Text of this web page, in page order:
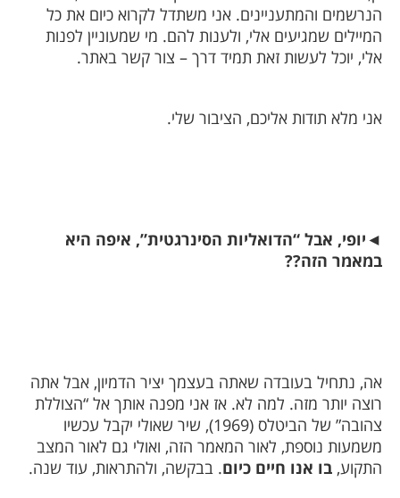
הנרשמים והמתעניינים. אני משתדל לקרוא כיום את כל
המיילים שמגיעים אלי, ולענות להם. מי שמעוניין לפנות
אלי, יוכל לעשות זאת תמיד דרך – צור קשר באתר.
אני מלא תודות אליכם, הציבור שלי.
◄ יופי, אבל “הדואליות הסינרגטית”, איפה היא
במאמר הזה??
אה, נתחיל בעובדה שאתה בעצמך יציר הדמיון, אבל אתה
רוצה יותר מזה. למה לא. אז אני מפנה אותך אל “הצוללת
צהובה” של הביטלס (1969), שיר שאולי יקבל עכשיו
משמעות נוספת, לאור המאמר הזה, ואולי גם לאור המצב
התקוע, בו אנו חיים כיום. בבקשה, ולהתראות, עוד שנה.